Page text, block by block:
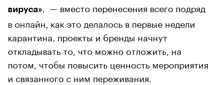
вируса»
, — вместо перенесения всего подряд
в онлайн, как это делалось в первые недели
карантина, проекты и бренды начнут
откладывать то, что можно отложить, на
потом, чтобы повысить ценность мероприятия
и связанного с ним переживания.